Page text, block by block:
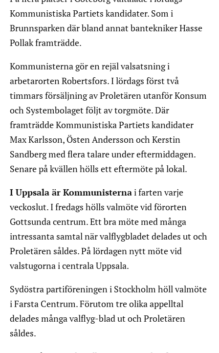
Kommunistiska Partiets kandidater. Som i
Brunnsparken där bland annat bantekniker Hasse
Pollak framträdde.
Kommunisterna gör en rejäl valsatsning i
arbetarorten Robertsfors. I lördags först två
timmars försäljning av Proletären utanför Konsum
och Systembolaget följt av torgmöte. Där
framträdde Kommunistiska Partiets kandidater
Max Karlsson, Östen Andersson och Kerstin
Sandberg med flera talare under eftermiddagen.
Senare på kvällen hölls ett eftermöte på lokal.
I Uppsala är Kommunisternai farten varje
veckoslut. I fredags hölls valmöte vid förorten
Gottsunda centrum. Ett bra möte med många
intressanta samtal när valflygbladet delades ut och
Proletären såldes. På lördagen nytt möte vid
valstugorna i centrala Uppsala.
Sydöstra partiföreningen i Stockholm höll valmöte
i Farsta Centrum. Förutom tre olika appelltal
delades många valflyg-blad ut och Proletären
såldes.